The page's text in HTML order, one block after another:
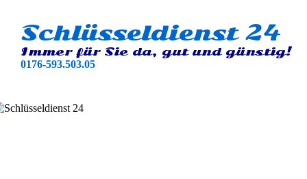
Schlüsseldienst 24
Immer für Sie da, gut und günstig!
0176-593.503.05